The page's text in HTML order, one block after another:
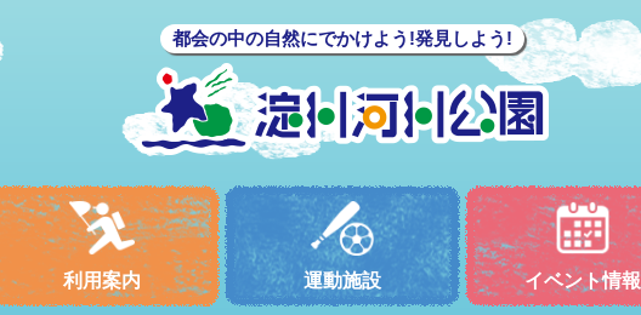
都会の中の自然にでかけよう!発見しよう!
利用案内 運動施設 イベント情報